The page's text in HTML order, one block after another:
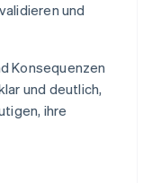
und
Konsequenzen
und deutlich,
ihre